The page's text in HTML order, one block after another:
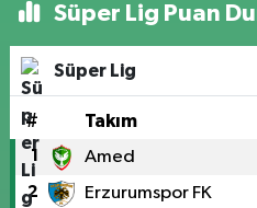
Süper Lig Puan
Süper Lig
# Takım
1 Amed
2 Erzurumspor FK